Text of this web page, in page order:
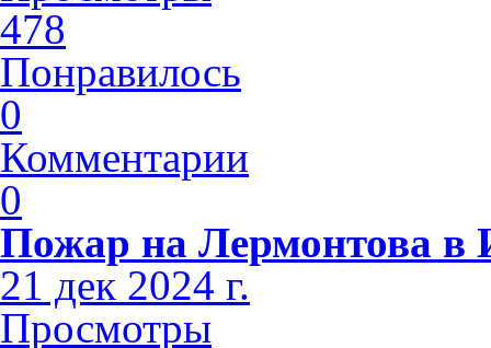
478
Понравилось
0
Комментарии
0
Пожар на Лермонтова в
21 дек 2024 г.
Просмотры